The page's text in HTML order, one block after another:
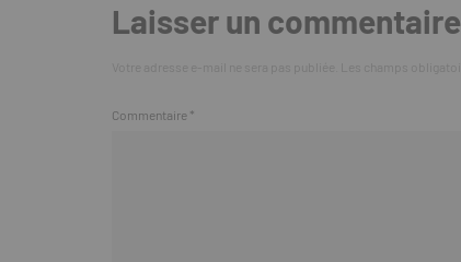
Laisser un commentaire
Commentaire *